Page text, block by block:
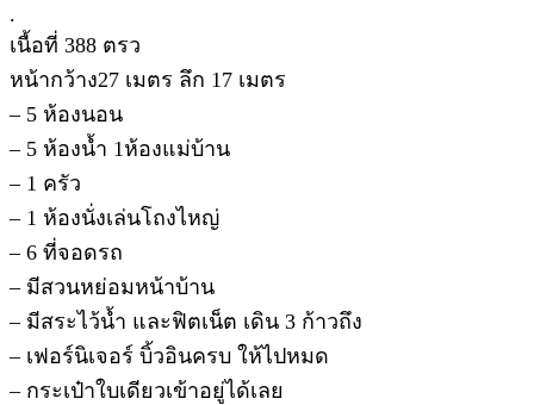
.
เนื้อที่ 388 ตรว
หน้ากว้าง27 เมตร ลึก 17 เมตร
– 5 ห้องนอน
– 5 ห้องน้ำ 1ห้องแม่บ้าน
– 1 ครัว
– 1 ห้องนั่งเล่นโถงไหญ่
– 6 ที่จอดรถ
– มีสวนหย่อมหน้าบ้าน
– มีสระไว้น้ำ และฟิตเน็ต เดิน 3 ก้าวถึง
– เฟอร์นิเจอร์ บิ้วอินครบ ให้ไปหมด
– กระเป๋าใบเดียวเข้าอยู่ได้เลย